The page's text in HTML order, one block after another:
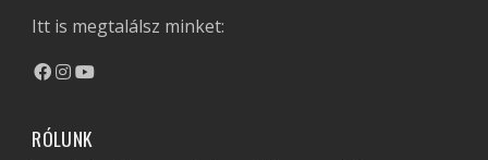
Itt is megtalálsz minket:
RÓLUNK